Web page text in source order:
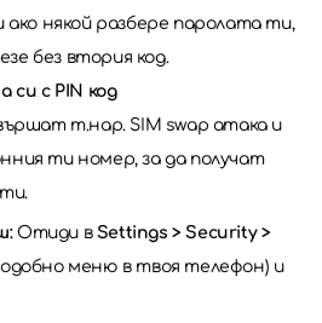
някой разбере паролата ти,
без втория код.
си с PIN код
т.нар. SIM swap атака и
ти номер, за да получат
Отиди в Settings > Security >
меню в твоя телефон) и